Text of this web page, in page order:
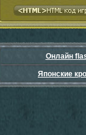
Онлайн
Японские